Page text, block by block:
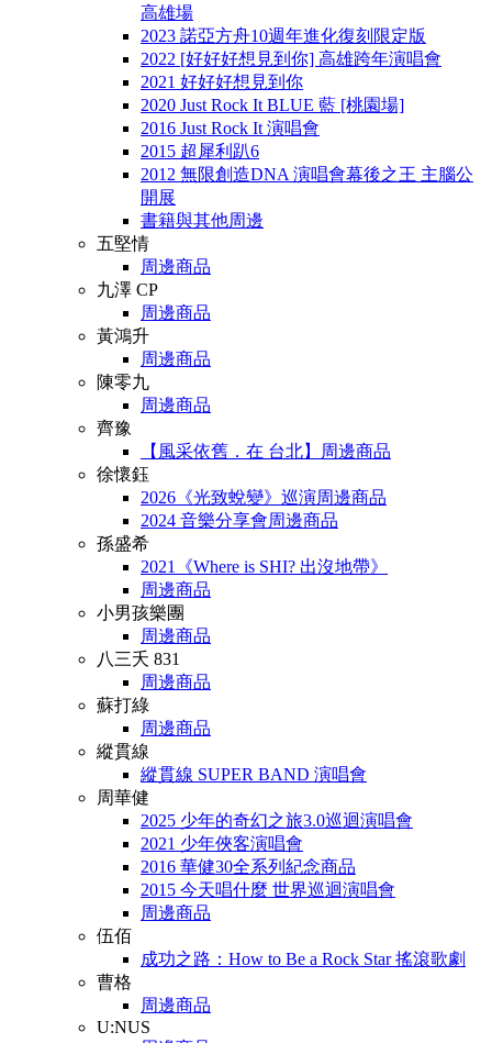
高雄場
2023 諾亞方舟10週年進化復刻限定版
2022 [好好好想見到你] 高雄跨年演唱會
2021 好好好想見到你
2020 Just Rock It BLUE 藍 [桃園場]
2016 Just Rock It 演唱會
2015 超犀利趴6
2012 無限創造DNA 演唱會幕後之王 主腦公
開展
書籍與其他周邊
五堅情
周邊商品
九澤 CP
周邊商品
黃鴻升
周邊商品
陳零九
周邊商品
齊豫
【風采依舊．在 台北】周邊商品
徐懷鈺
2026《光致蛻變》巡演周邊商品
2024 音樂分享會周邊商品
孫盛希
2021《Where is SHI? 出沒地帶》
周邊商品
小男孩樂團
周邊商品
八三夭 831
周邊商品
蘇打綠
周邊商品
縱貫線
縱貫線 SUPER BAND 演唱會
周華健
2025 少年的奇幻之旅3.0巡迴演唱會
2021 少年俠客演唱會
2016 華健30全系列紀念商品
2015 今天唱什麼 世界巡迴演唱會
周邊商品
伍佰
成功之路：How to Be a Rock Star 搖滾歌劇
曹格
周邊商品
U:NUS